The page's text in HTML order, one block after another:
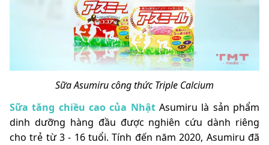
Sữa Asumiru công thức Triple Calcium
Sữa tăng chiều cao của NhậtAsumiru là sản phẩm
dinh dưỡng hàng đầu được nghiên cứu dành riêng
cho trẻ từ 3 - 16 tuổi. Tính đến năm 2020, Asumiru đã